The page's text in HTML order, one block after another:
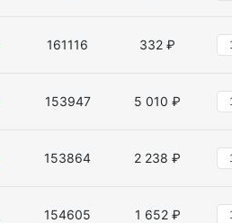
161116 332 ₽
153947 5 010 ₽
153864 2 238 ₽
154605 1 652 ₽